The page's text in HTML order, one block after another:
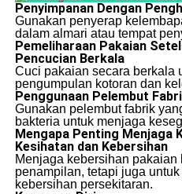
Penyimpanan Dengan
Gunakan penyerap
dalam almari atau tempat
Pemeliharaan Pakaian
Pencucian Berkala
Cuci pakaian secara berkala
pengumpulan kotoran dan
Penggunaan Pelembut
Gunakan pelembut fabrik
bakteria untuk menjaga
Mengapa Penting Menjaga
Kesihatan dan Kebersihan
Menjaga kebersihan
penampilan, tetapi juga
kebersihan persekitaran.